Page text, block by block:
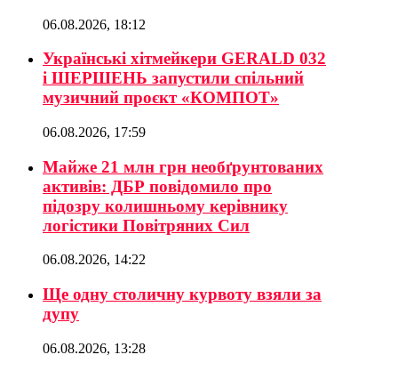
06.08.2026, 18:12
Українські хітмейкери GERALD 032
і ШЕРШЕНЬ запустили спільний
музичний проєкт «КОМПОТ»
06.08.2026, 17:59
Майже 21 млн грн необґрунтованих
активів: ДБР повідомило про
підозру колишньому керівнику
логістики Повітряних Сил
06.08.2026, 14:22
Ще одну столичну курвоту взяли за
дупу
06.08.2026, 13:28